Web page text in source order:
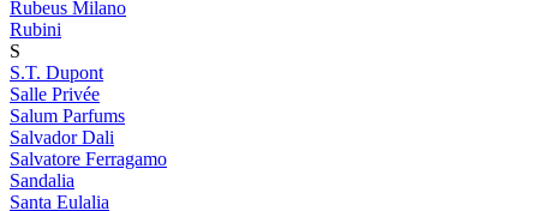
Rubeus Milano
Rubini
S
S.T. Dupont
Salle Privée
Salum Parfums
Salvador Dali
Salvatore Ferragamo
Sandalia
Santa Eulalia